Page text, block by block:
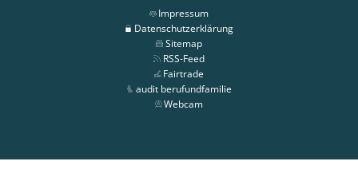
Impressum
Datenschutzerklärung
Sitemap
RSS-Feed
Fairtrade
audit berufundfamilie
Webcam